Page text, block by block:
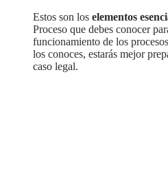
Estos son los elementos
Proceso que debes conocer
funcionamiento de los
los conoces, estarás mejor
caso legal.